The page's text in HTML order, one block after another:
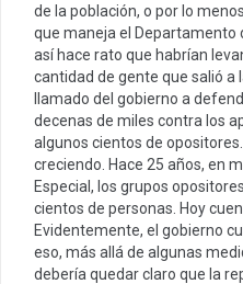
de la población, o por lo
que maneja el Departamento
así hace rato que habrían
cantidad de gente que salió a
llamado del gobierno a
decenas de miles contra los
algunos cientos de
creciendo. Hace 25 años, en
Especial, los grupos
cientos de personas. Hoy
Evidentemente, el gobierno
eso, más allá de algunas
debería quedar claro que la